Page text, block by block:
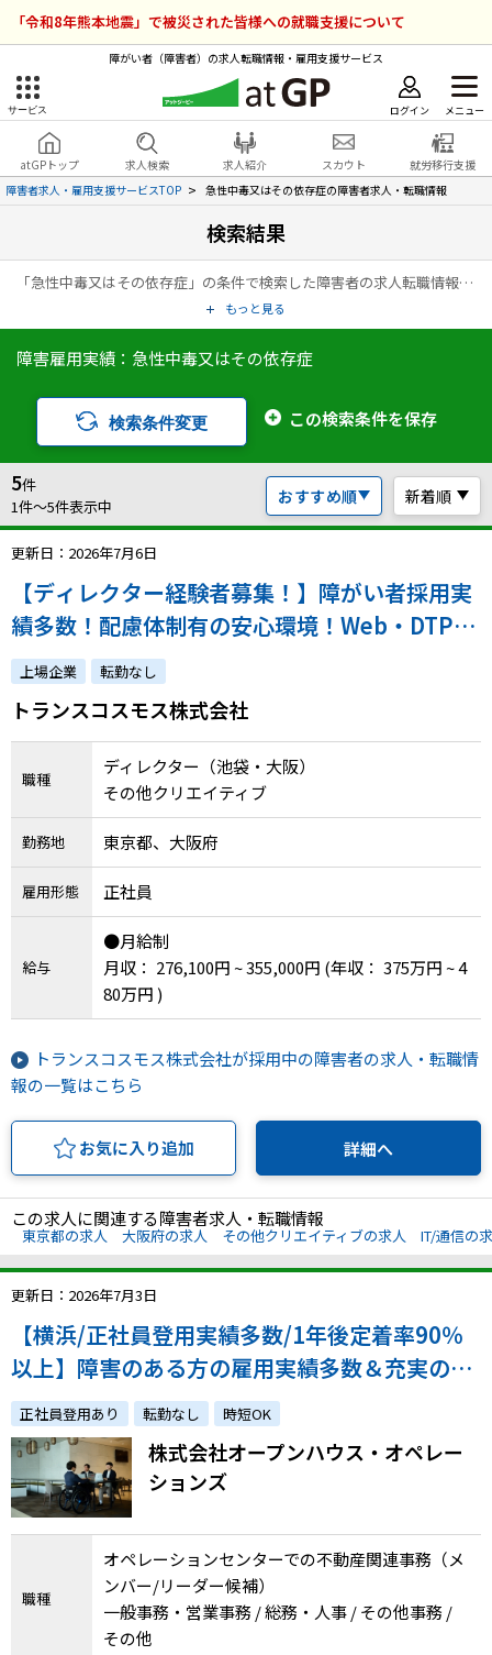
「令和8年熊本地震」で被災された皆様への就職支援について
障がい者（障害者）の求人転職情報・雇用支援サービス
サービス ログイン メニュー
atGPトップ 求人検索 求人紹介 スカウト
就労移行支援
障害者求人・雇用支援サービスTOP
急性中毒又はその依存症の障害者求人・転職情報
検索結果
「急性中毒又はその依存症」の条件で検索した障害者の求人転職情報の一覧ページです。アットジーピー（atGP）は、障害者の求人情報・障害者専門の転職支援サービス（エージェント）・就労移行支援事業所など、雇用に関する様々なサービスを展開している障害者の「働く」をトータルでサポートするサービスです。
もっと見る
障害雇用実績：急性中毒又はその依存症
検索条件変更 この検索条件を保存
おすすめ順 新着順
5件
1件〜5件表示中
更新日：2026年7月6日
【ディレクター経験者募集！】障がい者採用実
績多数！配慮体制有の安心環境！Web・DTPを
横断し、大手クライアントの制作を牽引。ディ
レクターとして活躍いただける方を募集しま
す！
上場企業 転勤なし
トランスコスモス株式会社
職種
ディレクター（池袋・大阪）
その他クリエイティブ
勤務地 東京都、大阪府
雇用形態 正社員
給与
●月給制
月収： 276,100円 ~ 355,000円 (年収： 375万円 ~ 4
80万円 )
トランスコスモス株式会社が採用中の障害者の求人・転職情
報の一覧はこちら
お気に入り追加 詳細へ
この求人に関連する障害者求人・転職情報
東京都の求人 大阪府の求人 その他クリエイティブの求人 IT/通信の
更新日：2026年7月3日
【横浜/正社員登用実績多数/1年後定着率90％
以上】障害のある方の雇用実績多数＆充実の配
慮・フォロー体制で安心！在籍していることを
誇りに思えるような組織を共に作る仲間を募集
します！
正社員登用あり 転勤なし 時短OK
株式会社オープンハウス・オペレー
ションズ
職種
オペレーションセンターでの不動産関連事務（メ
ンバー/リーダー候補）
一般事務・営業事務 / 総務・人事 / その他事務 /
その他
障害者雇用のアットジーピー
サービスラインナップ
障害者専門の就転職支援サービス
障害者アスリート専門の就転職支援サービス
ハイスキルな障害者の転職支援サービス
障害のある新卒学生専門の就職エージェントサービス
求人検索・スカウトサービス
障害者専門の求人検索・スカウトサービス
就労移行支援サービス
障害別専門支援の就労移行支援サービス
IT・Web制作スキルを身につける就労移行支援サービス
ソーシャルファームサービス
しいたけ生産で実現する
新しい障害者雇用支援サービス
ご利用ガイド
法人向けページ
メニューを閉じる
ログイン 会員登録 無料
求人を検索する
求人を紹介してもらう
スカウトを受ける
就労移行支援サービス
就職・転職ノウハウ
お問い合わせ・よくある質問
お問い合わせ
よくある質問
採用をお考えの企業様はこちら
メニューを閉じる